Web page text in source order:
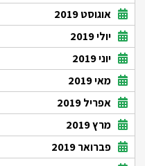
אוגוסט 2019
יולי 2019
יוני 2019
מאי 2019
אפריל 2019
מרץ 2019
פברואר 2019